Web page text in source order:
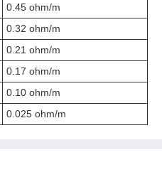
0.45 ohm/m
0.32 ohm/m
0.21 ohm/m
0.17 ohm/m
0.10 ohm/m
0.025 ohm/m